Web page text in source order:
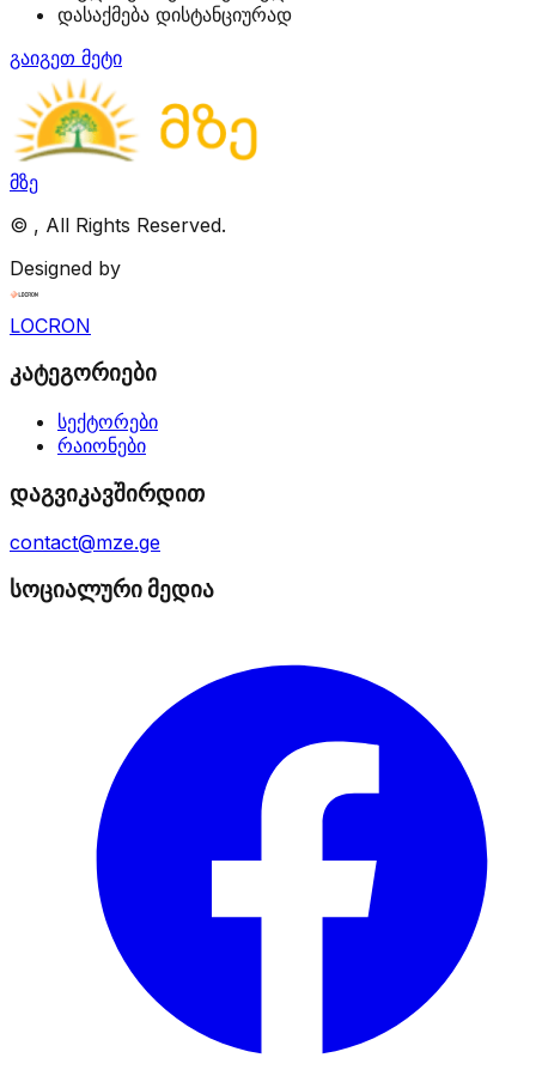
დასაქმება დისტანციურად
გაიგეთ მეტი
მზე
© , All Rights Reserved.
Designed by
LOCRON
კატეგორიები
სექტორები
რაიონები
დაგვიკავშირდით
contact@mze.ge
სოციალური მედია